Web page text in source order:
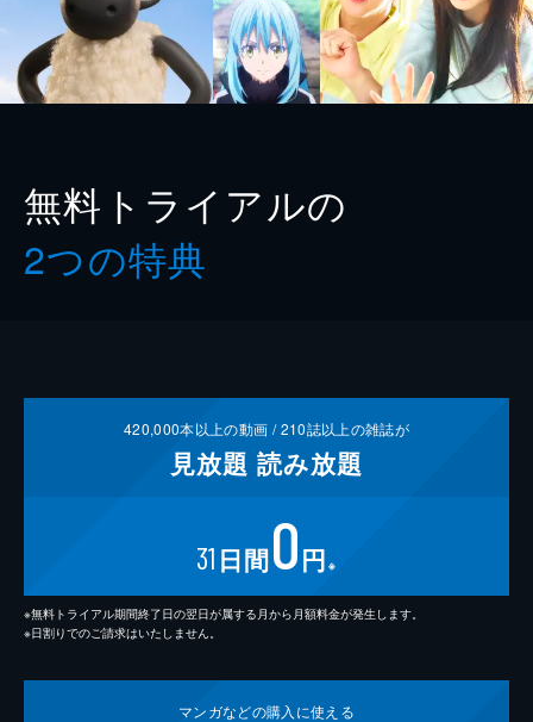
無料トライアルの
2つの特典
420,000本以上の動画 /210誌以上の雑誌が
見放題 読み放題
31 日間0円 ※
※無料トライアル期間終了日の翌日が属する月から月額料金が発生します。
※日割りでのご請求はいたしません。
マンガなどの購入に使える